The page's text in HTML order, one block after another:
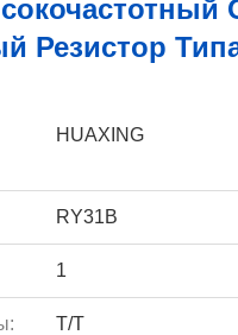
Резистор
HUAXING
RY31B
1
T/T